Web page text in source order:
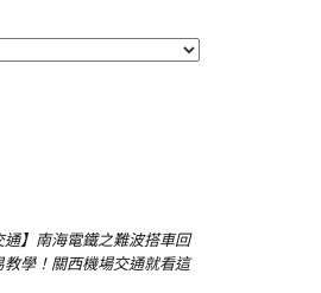
通】南海電鐵之難波搭車回
教學！關西機場交通就看這